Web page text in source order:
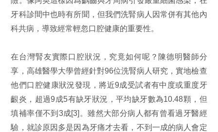
牙科診間中也時有所聞，但我們洗腎病人因常併有其他內
科共病，導致經常輕忽口腔健康的重要性。
在台灣腎友實際口腔狀況，究竟如何呢？陳德明醫師分
享，高雄醫學大學曾經針對96位洗腎病人研究，實地檢查
他們口腔健康狀況發現，將近9成受試者有中度或重度牙
齦炎，超過9成5有缺牙狀況，平均缺牙數為10.48顆，但
填補率僅不到3成[3]。雖然大部分病人都有曾看過牙醫經
驗，就診原因多是因為牙痛才去看，不到一成的病人會定